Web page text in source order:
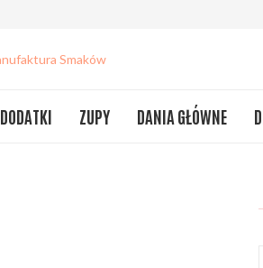
DODATKI ZUPY DANIA GŁÓWNE